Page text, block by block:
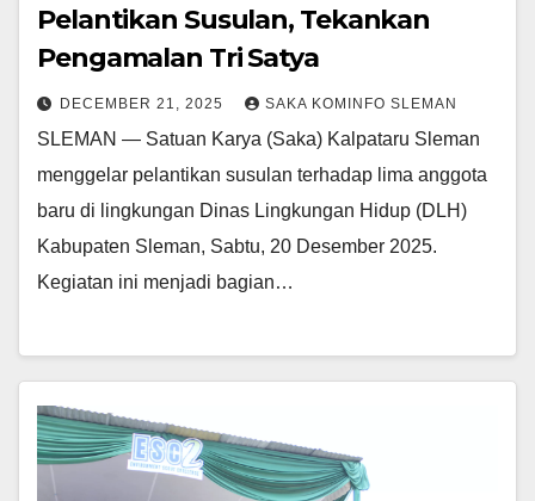
Pelantikan Susulan, Tekankan
Pengamalan Tri Satya
DECEMBER 21, 2025 SAKA KOMINFO SLEMAN
SLEMAN — Satuan Karya (Saka) Kalpataru Sleman
menggelar pelantikan susulan terhadap lima anggota
baru di lingkungan Dinas Lingkungan Hidup (DLH)
Kabupaten Sleman, Sabtu, 20 Desember 2025.
Kegiatan ini menjadi bagian…